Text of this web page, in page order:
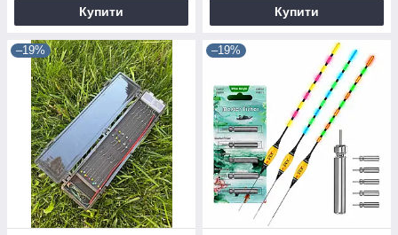
Купити Купити
–19% –19%